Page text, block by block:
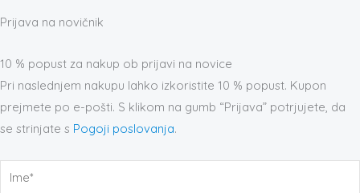
Prijava na novičnik
10 % popust za nakup ob prijavi na novice
Pri naslednjem nakupu lahko izkoristite 10 % popust. Kupon
prejmete po e-pošti. S klikom na gumb “Prijava” potrjujete, da
se strinjate s Pogoji poslovanja.